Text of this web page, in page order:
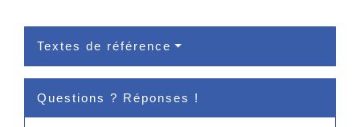
Textes de référence
Questions ? Réponses !